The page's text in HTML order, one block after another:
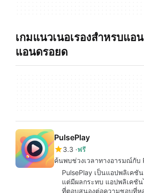
เกมแนวเนอเรองสำหรบแ
แอนดรอยด
PulsePlay
3.3 ฟรี
ค้นพบช่วงเวลาทางอารมณ์กับ
PulsePlay เป็นแอปพลิเคชั
แต่มีผลกระทบ แอปพลิเคชั
ที่ตอบสนองต่อความชอบที่ห